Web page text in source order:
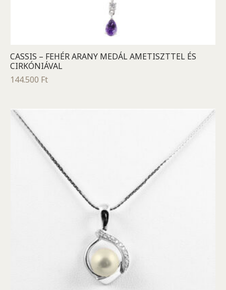
CASSIS – FEHÉR ARANY MEDÁL AMETISZTTEL ÉS
CIRKÓNIÁVAL
144.500 Ft